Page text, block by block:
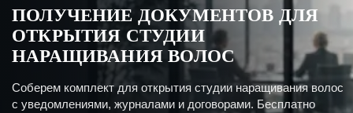
ПОЛУЧЕНИЕ ДОКУМЕНТОВ ДЛЯ
ОТКРЫТИЯ СТУДИИ
НАРАЩИВАНИЯ ВОЛОС
Соберем комплект для открытия студии наращивания волос
с уведомлениями, журналами и договорами. Бесплатно